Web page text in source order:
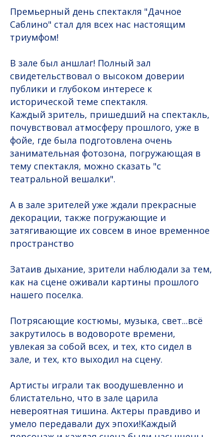
Премьерный день спектакля "Дачное
Саблино" стал для всех нас настоящим
триумфом!
В зале был аншлаг! Полный зал
свидетельствовал о высоком доверии
публики и глубоком интересе к
исторической теме спектакля.
Каждый зритель, пришедший на спектакль,
почувствовал атмосферу прошлого, уже в
фойе, где была подготовлена очень
занимательная фотозона, погружающая в
тему спектакля, можно сказать "с
театральной вешалки".
А в зале зрителей уже ждали прекрасные
декорации, также погружающие и
затягивающие их совсем в иное временное
пространство
Затаив дыхание, зрители наблюдали за тем,
как на сцене оживали картины прошлого
нашего поселка.
Потрясающие костюмы, музыка, свет...всё
закрутилось в водовороте времени,
увлекая за собой всех, и тех, кто сидел в
зале, и тех, кто выходил на сцену.
Артисты играли так воодушевленно и
блистательно, что в зале царила
невероятная тишина. Актеры правдиво и
умело передавали дух эпохи!Каждый